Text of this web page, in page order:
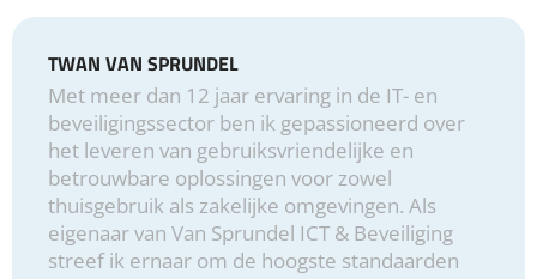
TWAN VAN SPRUNDEL
Met meer dan 12 jaar ervaring in de IT- en
beveiligingssector ben ik gepassioneerd over
het leveren van gebruiksvriendelijke en
betrouwbare oplossingen voor zowel
thuisgebruik als zakelijke omgevingen. Als
eigenaar van Van Sprundel ICT & Beveiliging
streef ik ernaar om de hoogste standaarden